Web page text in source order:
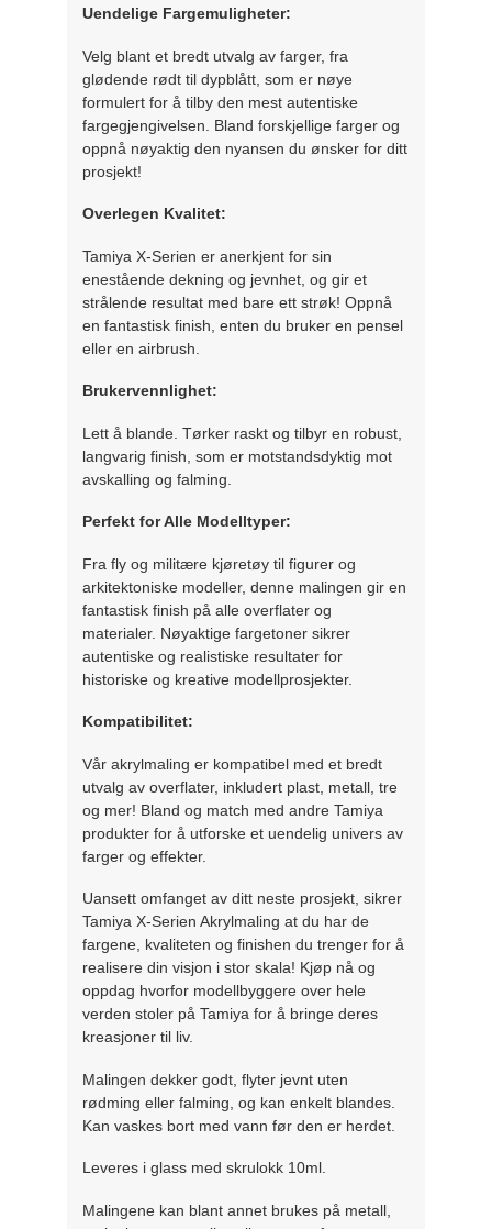
Uendelige Fargemuligheter:
Velg blant et bredt utvalg av farger, fra
glødende rødt til dypblått, som er nøye
formulert for å tilby den mest autentiske
fargegjengivelsen. Bland forskjellige farger og
oppnå nøyaktig den nyansen du ønsker for ditt
prosjekt!
Overlegen Kvalitet:
Tamiya X-Serien er anerkjent for sin
enestående dekning og jevnhet, og gir et
strålende resultat med bare ett strøk! Oppnå
en fantastisk finish, enten du bruker en pensel
eller en airbrush.
Brukervennlighet:
Lett å blande. Tørker raskt og tilbyr en robust,
langvarig finish, som er motstandsdyktig mot
avskalling og falming.
Perfekt for Alle Modelltyper:
Fra fly og militære kjøretøy til figurer og
arkitektoniske modeller, denne malingen gir en
fantastisk finish på alle overflater og
materialer. Nøyaktige fargetoner sikrer
autentiske og realistiske resultater for
historiske og kreative modellprosjekter.
Kompatibilitet:
Vår akrylmaling er kompatibel med et bredt
utvalg av overflater, inkludert plast, metall, tre
og mer! Bland og match med andre Tamiya
produkter for å utforske et uendelig univers av
farger og effekter.
Uansett omfanget av ditt neste prosjekt, sikrer
Tamiya X-Serien Akrylmaling at du har de
fargene, kvaliteten og finishen du trenger for å
realisere din visjon i stor skala! Kjøp nå og
oppdag hvorfor modellbyggere over hele
verden stoler på Tamiya for å bringe deres
kreasjoner til liv.
Malingen dekker godt, flyter jevnt uten
rødming eller falming, og kan enkelt blandes.
Kan vaskes bort med vann før den er herdet.
Leveres i glass med skrulokk 10ml.
Malingene kan blant annet brukes på metall,